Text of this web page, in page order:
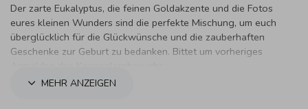
Der zarte Eukalyptus, die feinen Goldakzente und die Fotos
eures kleinen Wunders sind die perfekte Mischung, um euch
überglücklich für die Glückwünsche und die zauberhaften
Geschenke zur Geburt zu bedanken. Bittet um vorheriges
MEHR ANZEIGEN